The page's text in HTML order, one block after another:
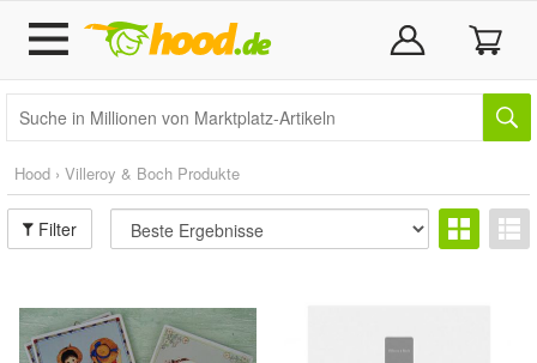
Hood › Villeroy & Boch Produkte
Filter